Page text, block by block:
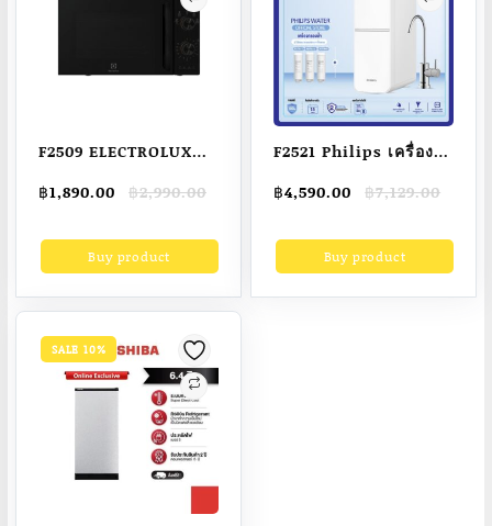
F2509 ELECTROLUX
EMM20K22B 20 ลิตร
฿2,990.00
Original
was:
฿2,990.00.
฿1,890.00
Current
is:
฿1,890.00.Buy product
F2521 Philips เครื่อง
Purifier ไส้กรอง UF
เครื่องกรองไม่ต้องใช้
ไฟฟ้า สวมเข้ากับหัว
฿7,129.00
Original
was:
฿7,129.00.
฿4,590.00
Current
is:
฿4,590.00.Buy product
SALE 10%